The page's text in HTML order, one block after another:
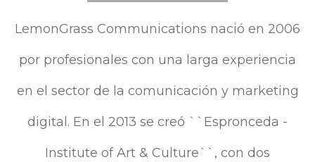
LemonGrass Communications nació en 2006
por profesionales con una larga experiencia
en el sector de la comunicación y marketing
digital. En el 2013 se creó ``Espronceda -
Institute of Art & Culture``, con dos